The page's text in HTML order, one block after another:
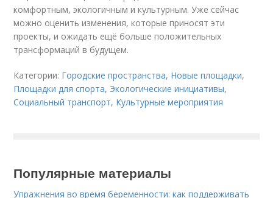
комфортным, экологичным и культурным. Уже сейчас
можно оценить изменения, которые приносят эти
проекты, и ожидать ещё больше положительных
трансформаций в будущем.
Категории: Городские пространства, Новые площадки,
Площадки для спорта, Экологические инициативы,
Социальный транспорт, Культурные мероприятия
Популярные материалы
Упражнения во время беременности: как поддерживать